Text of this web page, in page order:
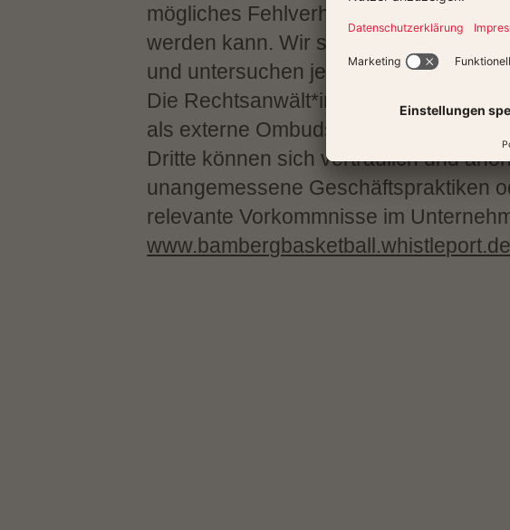
mögliches Fehlverhalten gemeldet und
werden kann. Wir schützen die
und untersuchen jede Meldung
Die Rechtsanwält*innen der Berliner
als externe Ombudsmänner*frauen
Dritte können sich vertraulich und
unangemessene Geschäftspraktiken
relevante Vorkommnisse im
www.bambergbasketball.whistleport.de